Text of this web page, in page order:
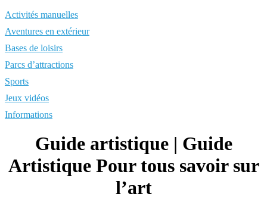
Activités manuelles
Aventures en extérieur
Bases de loisirs
Parcs d’attractions
Sports
Jeux vidéos
Informations
Guide artistique | Guide
Artistique Pour tous savoir sur
l’art